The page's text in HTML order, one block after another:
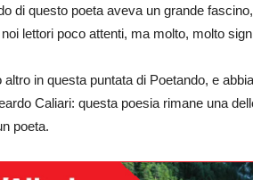
di questo poeta aveva un grande
lettori poco attenti, ma molto, molto
in questa puntata di Poetando, e
Caliari: questa poesia rimane una
poeta.